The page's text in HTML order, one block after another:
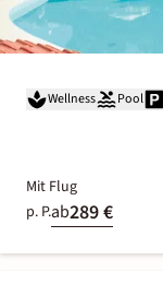
Wellness Pool
Mit Flug
p. P.ab289 €